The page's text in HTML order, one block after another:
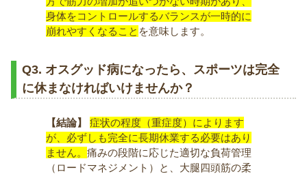
身体をコントロールするバランスが一時的に
崩れやすくなること を意味します。
Q3. オスグッド病になったら、スポーツは完全
に休まなければいけませんか？
【結論】
症状の程度（重症度）によります
が、必ずしも完全に長期休業する必要はあり
ません。 痛みの段階に応じた適切な負荷管理
（ロードマネジメント）と、大腿四頭筋の柔